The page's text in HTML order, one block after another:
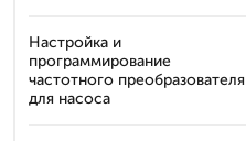
Настройка и
программирование
частотного преобразователя
для насоса